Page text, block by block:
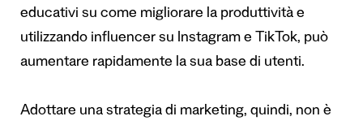
educativi su come migliorare la produttività e
utilizzando influencer su Instagram e TikTok, può
aumentare rapidamente la sua base di utenti.
Adottare una strategia di marketing, quindi, non è